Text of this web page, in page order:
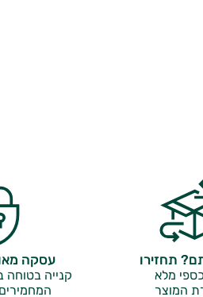
תחזירו
מלא
המוצר
עסקה